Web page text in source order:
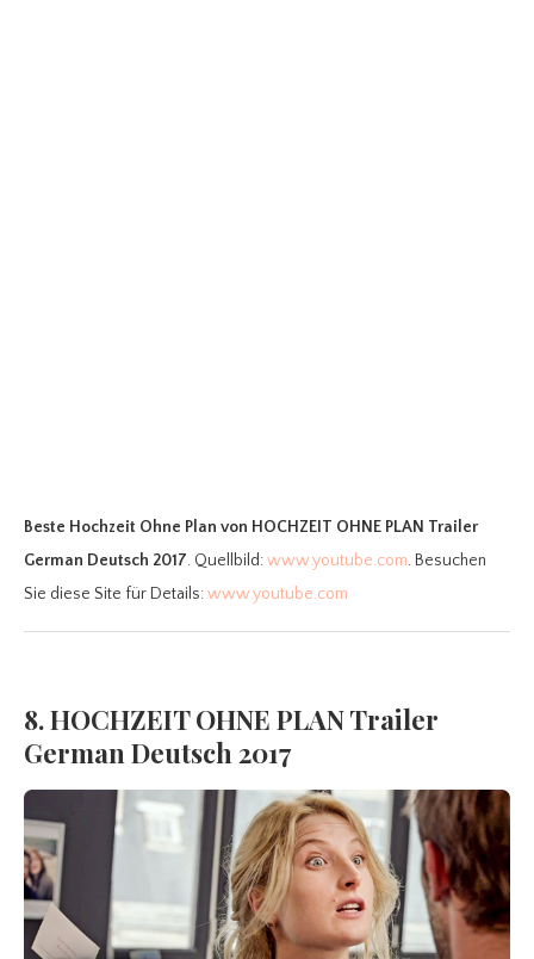
Beste Hochzeit Ohne Plan von HOCHZEIT OHNE PLAN Trailer
German Deutsch 2017. Quellbild:www.youtube.com. Besuchen
Sie diese Site für Details:www.youtube.com
8. HOCHZEIT OHNE PLAN Trailer
German Deutsch 2017